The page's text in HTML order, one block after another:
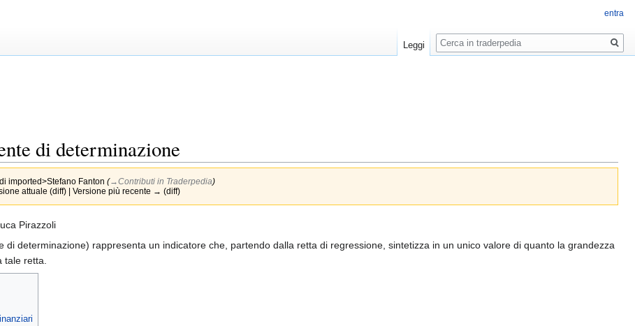
di determinazione
imported>Stefano Fanton (→‎Contributi in Traderpedia)
attuale (diff) | Versione più recente → (diff)
Pirazzoli
di determinazione) rappresenta un indicatore che, partendo dalla retta di regressione, sintetizza in un unico valore di quanto la grandezza
retta.
entra
Leggi
Ricerca